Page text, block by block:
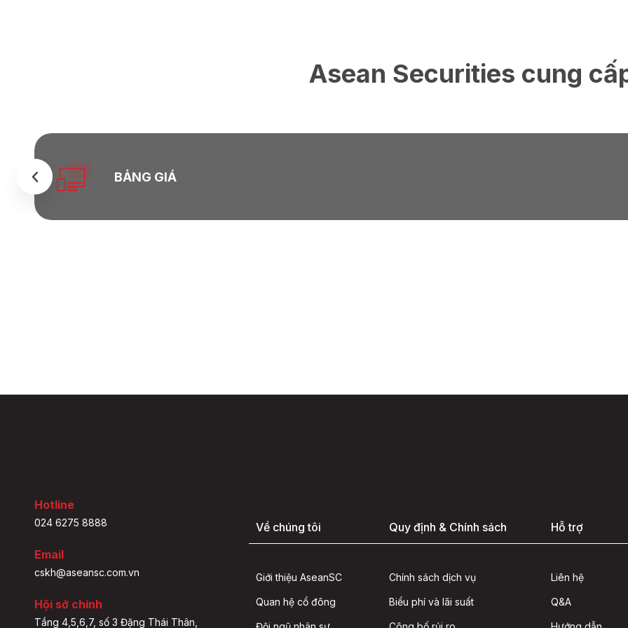
Asean Securities cung
BẢNG GIÁ
Hotline
024 6275 8888
Email
cskh@aseansc.com.vn
Hội sở chính
Tầng 4,5,6,7, số 3 Đặng Thái Thân,
Về chúng tôi
Giới thiệu AseanSC
Quan hệ cổ đông
Quy định & Chính sách
Chính sách dịch vụ
Biểu phí và lãi suất
Hỗ trợ
Liên hệ
Q&A